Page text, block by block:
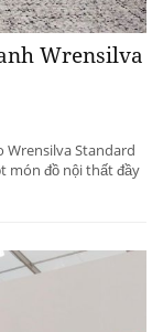
Wrensilva
Standard
món đồ nội thất đầy